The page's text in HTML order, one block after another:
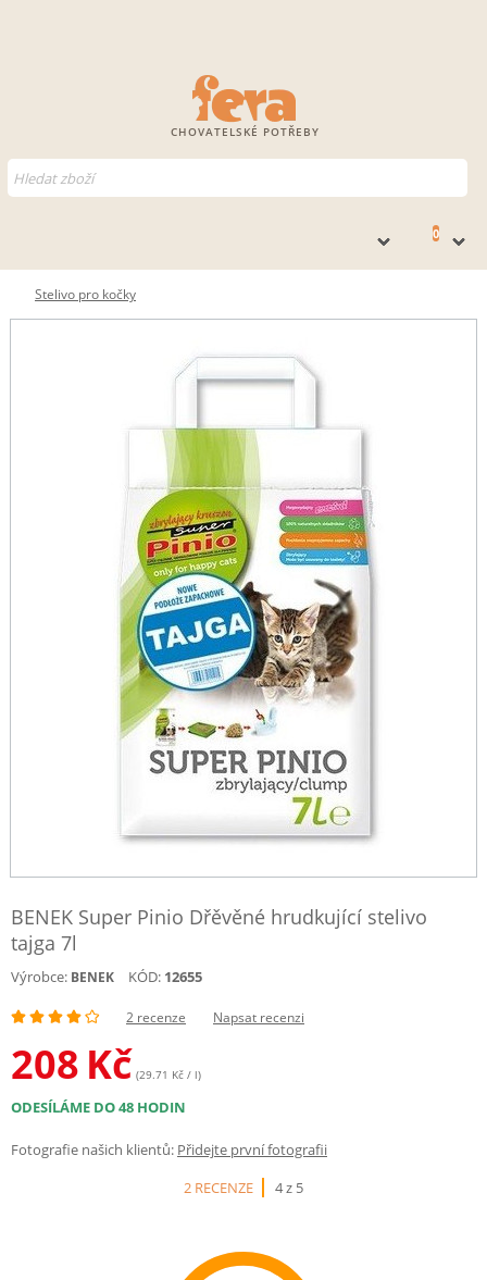
CHOVATELSKÉ POTŘEBY
0
Stelivo pro kočky
BENEK Super Pinio Dřěvěné hrudkující stelivo
tajga 7l
Výrobce: BENEK KÓD: 12655
2 recenze Napsat recenzi
208 Kč (29.71 Kč / l)
ODESÍLÁME DO 48 HODIN
Fotografie našich klientů: Přidejte první fotografii
2 RECENZE
4 z 5